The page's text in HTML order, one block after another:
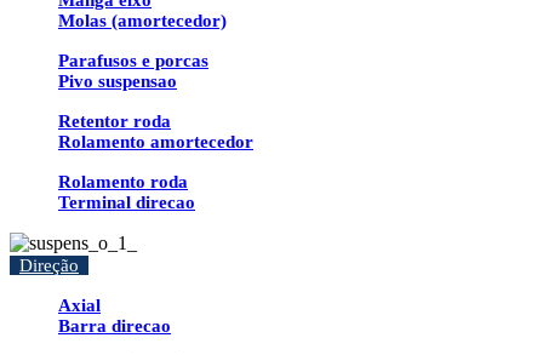
Molas (amortecedor)
Parafusos e porcas
Pivo suspensao
Retentor roda
Rolamento amortecedor
Rolamento roda
Terminal direcao
Direção
Axial
Barra direcao